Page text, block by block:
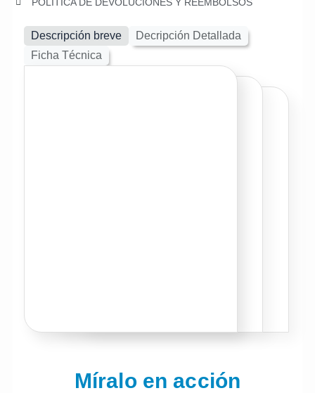
POLITICA DE DEVOLUCIONES Y REEMBOLSOS
Descripción breve
Decripción Detallada
Ficha Técnica
Míralo en acción